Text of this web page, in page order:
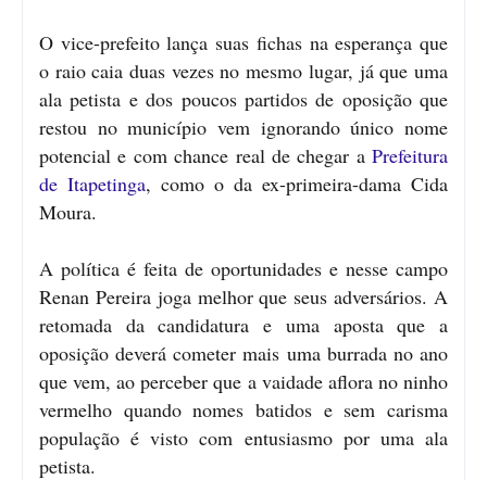
O vice-prefeito lança suas fichas na esperança que
o raio caia duas vezes no mesmo lugar, já que uma
ala petista e dos poucos partidos de oposição que
restou no município vem ignorando único nome
potencial e com chance real de chegar a Prefeitura
de Itapetinga, como o da ex-primeira-dama Cida
Moura.
A política é feita de oportunidades e nesse campo
Renan Pereira joga melhor que seus adversários. A
retomada da candidatura e uma aposta que a
oposição deverá cometer mais uma burrada no ano
que vem, ao perceber que a vaidade aflora no ninho
vermelho quando nomes batidos e sem carisma
população é visto com entusiasmo por uma ala
petista.